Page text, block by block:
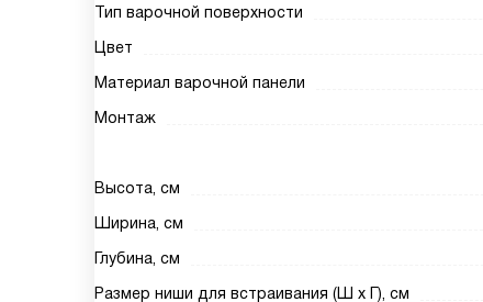
Тип варочной поверхности
Цвет
Материал варочной панели
Монтаж
Высота, см
Ширина, см
Глубина, см
Размер ниши для встраивания (Ш х Г), см